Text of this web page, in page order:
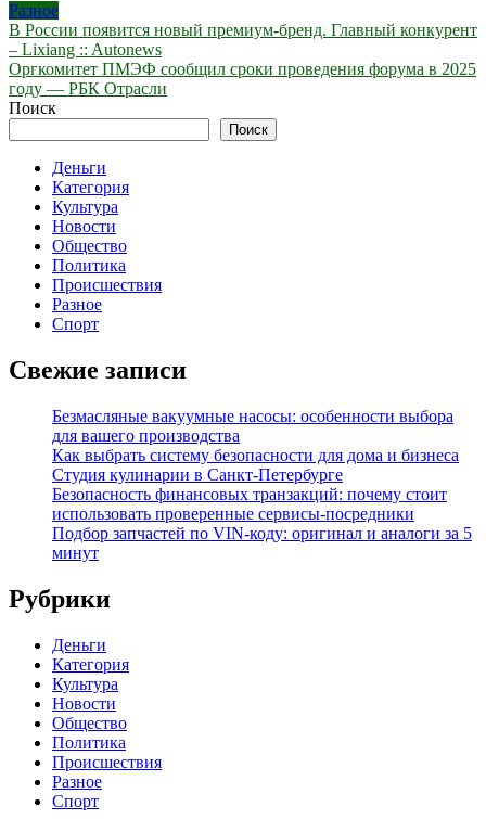
Разное
Навигация
по
записям
В России появится новый премиум-бренд. Главный конкурент
– Lixiang :: Autonews
Оргкомитет ПМЭФ сообщил сроки проведения форума в 2025
году — РБК Отрасли
Поиск
Поиск
Деньги
Категория
Культура
Новости
Общество
Политика
Происшествия
Разное
Спорт
Свежие записи
Безмасляные вакуумные насосы: особенности выбора
для вашего производства
Как выбрать систему безопасности для дома и бизнеса
Студия кулинарии в Санкт-Петербурге
Безопасность финансовых транзакций: почему стоит
использовать проверенные сервисы-посредники
Подбор запчастей по VIN-коду: оригинал и аналоги за 5
минут
Рубрики
Деньги
Категория
Культура
Новости
Общество
Политика
Происшествия
Разное
Спорт